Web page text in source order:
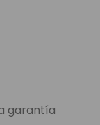
garantía